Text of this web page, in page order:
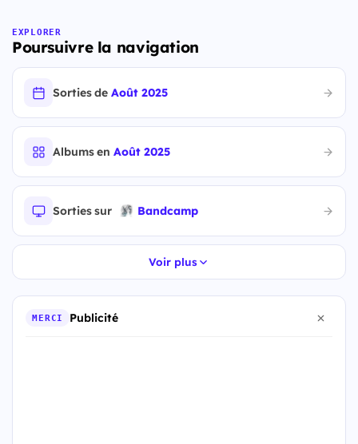
EXPLORER
Poursuivre la navigation
Sorties deAoût 2025
Albums enAoût 2025
Sorties sur Bandcamp
Voir plus
MERCI Publicité